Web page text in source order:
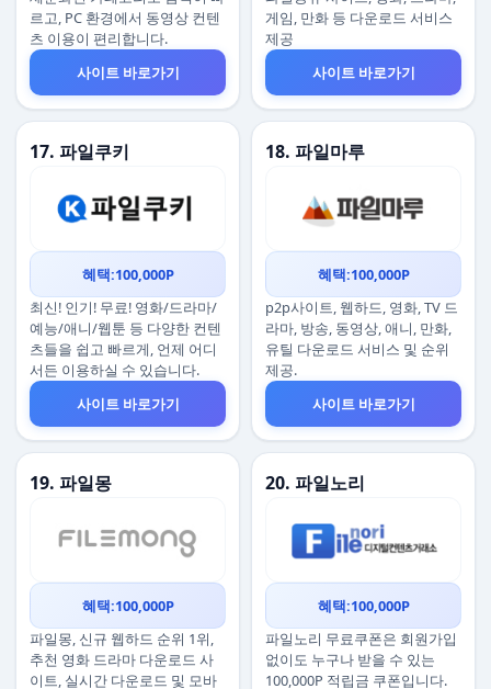
르고, PC 환경에서 동영상 컨텐
츠 이용이 편리합니다.
사이트 바로가기
게임, 만화 등 다운로드 서비스
제공
사이트 바로가기
17. 파일쿠키
혜택:100,000P
최신! 인기! 무료! 영화/드라마/
예능/애니/웹툰 등 다양한 컨텐
츠들을 쉽고 빠르게, 언제 어디
서든 이용하실 수 있습니다.
사이트 바로가기
18. 파일마루
혜택:100,000P
p2p사이트, 웹하드, 영화, TV 드
라마, 방송, 동영상, 애니, 만화,
유틸 다운로드 서비스 및 순위
제공.
사이트 바로가기
19. 파일몽
혜택:100,000P
파일몽, 신규 웹하드 순위 1위,
추천 영화 드라마 다운로드 사
이트, 실시간 다운로드 및 모바
20. 파일노리
혜택:100,000P
파일노리 무료쿠폰은 회원가입
없이도 누구나 받을 수 있는
100,000P 적립금 쿠폰입니다.